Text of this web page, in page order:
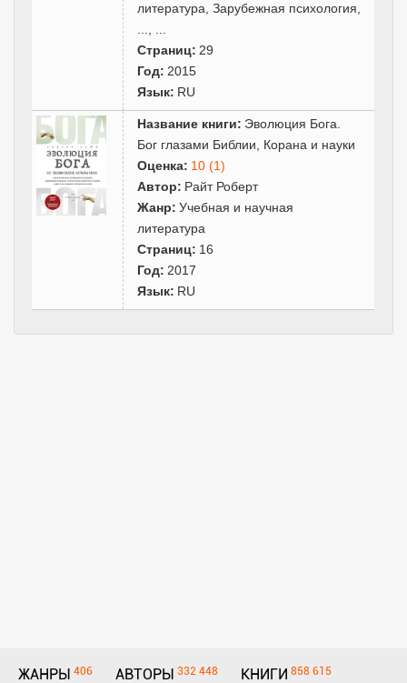
литература ,Зарубежная психология
Страниц: 29
Год: 2015
Язык: RU
Название книги: Эволюция Бога.
Бог глазами Библии, Корана и науки
Оценка: 10 (1)
Автор: Райт Роберт
Жанр: Учебная и научная
литература
Страниц: 16
Год: 2017
Язык: RU
ЖАНРЫ 406 АВТОРЫ 332 448 КНИГИ 858 615